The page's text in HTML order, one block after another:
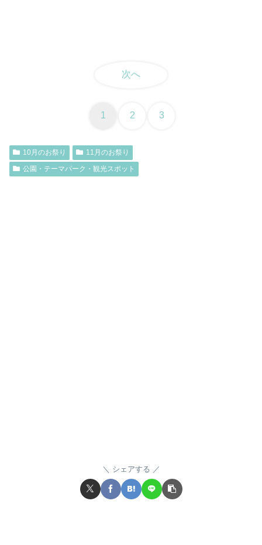
次へ
1 2 3
10月のお祭り
11月のお祭り
公園・テーマパーク・観光スポット
シェアする